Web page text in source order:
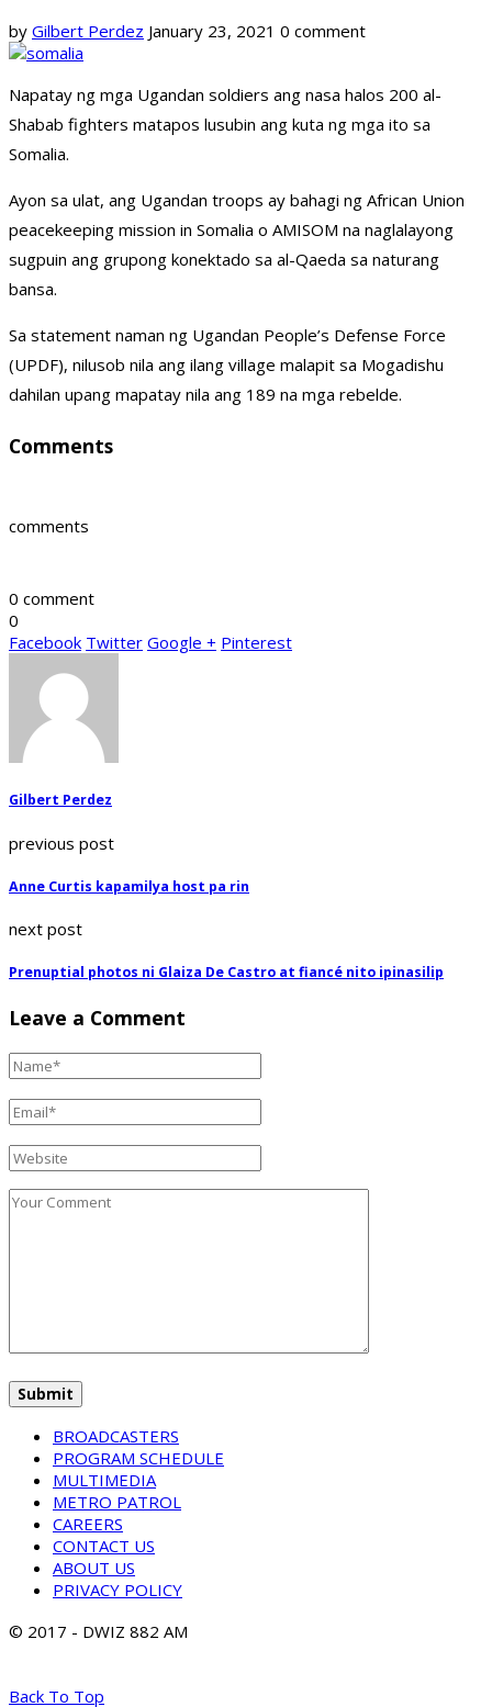
by Gilbert Perdez January 23, 2021 0 comment
Napatay ng mga Ugandan soldiers ang nasa halos 200 al-
Shabab fighters matapos lusubin ang kuta ng mga ito sa
Somalia.
Ayon sa ulat, ang Ugandan troops ay bahagi ng African Union
peacekeeping mission in Somalia o AMISOM na naglalayong
sugpuin ang grupong konektado sa al-Qaeda sa naturang
bansa.
Sa statement naman ng Ugandan People’s Defense Force
(UPDF), nilusob nila ang ilang village malapit sa Mogadishu
dahilan upang mapatay nila ang 189 na mga rebelde.
Comments
comments
0 comment
0
Facebook Twitter Google + Pinterest
Gilbert Perdez
previous post
Anne Curtis kapamilya host pa rin
next post
Prenuptial photos ni Glaiza De Castro at fiancé nito ipinasilip
Leave a Comment
BROADCASTERS
PROGRAM SCHEDULE
MULTIMEDIA
METRO PATROL
CAREERS
CONTACT US
ABOUT US
PRIVACY POLICY
© 2017 - DWIZ 882 AM
Back To Top